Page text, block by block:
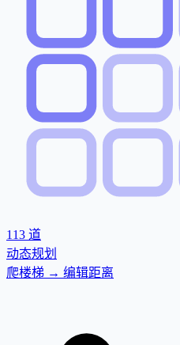
113 道
动态规划
爬楼梯 → 编辑距离